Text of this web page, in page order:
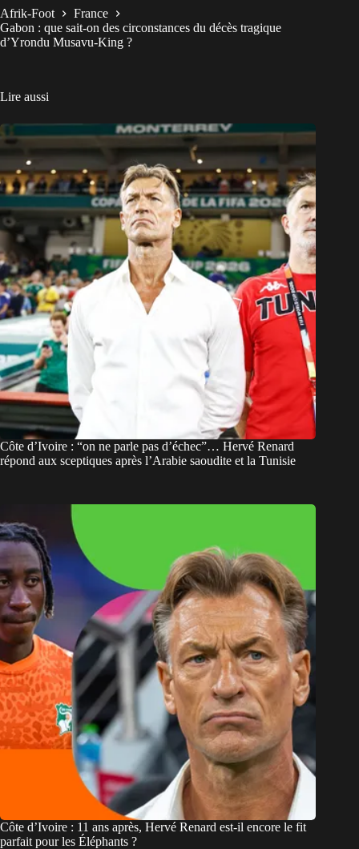
Afrik-Foot
France
Gabon : que sait-on des circonstances du décès tragique
d’Yrondu Musavu-King ?
Lire aussi
Côte d’Ivoire : “on ne parle pas d’échec”… Hervé Renard
répond aux sceptiques après l’Arabie saoudite et la Tunisie
Côte d’Ivoire : 11 ans après, Hervé Renard est-il encore le fit
parfait pour les Éléphants ?